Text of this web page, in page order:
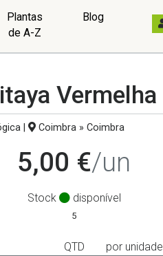
Plantas
de A-Z
Blog
Vermelha
| Coimbra » Coimbra
5,00 €/un
Stock disponível
5
QTD por unidade